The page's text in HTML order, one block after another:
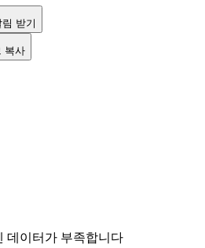
받기
복사
데이터가 부족합니다